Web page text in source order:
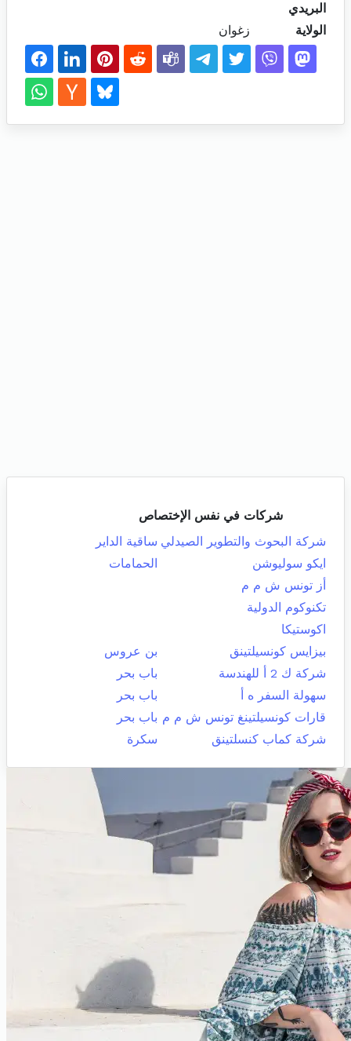
البريدي
الولاية
زغوان
شركات في نفس الإختصاص
شركة البحوث والتطوير الصيدلي ساقية الداير
ايكو سوليوشن
الحمامات
أز تونس ش م م
تكنوكوم الدولية
اكوستيكا
بيزايس كونسيلتينق
بن عروس
شركة ك 2 أ للهندسة
باب بحر
سهولة السفر ه أ
باب بحر
قارات كونسيلتينغ تونس ش م م باب بحر
شركة كماب كنسلتينق
سكرة